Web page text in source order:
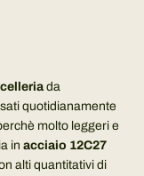
da
quotidianamente
molto leggeri e
in acciaio 12C27
alti quantitativi di